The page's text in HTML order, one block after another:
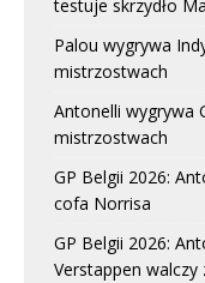
testuje skrzydło
Palou wygrywa
mistrzostwach
Antonelli wygrywa
mistrzostwach
GP Belgii 2026:
cofa Norrisa
GP Belgii 2026:
Verstappen walczy